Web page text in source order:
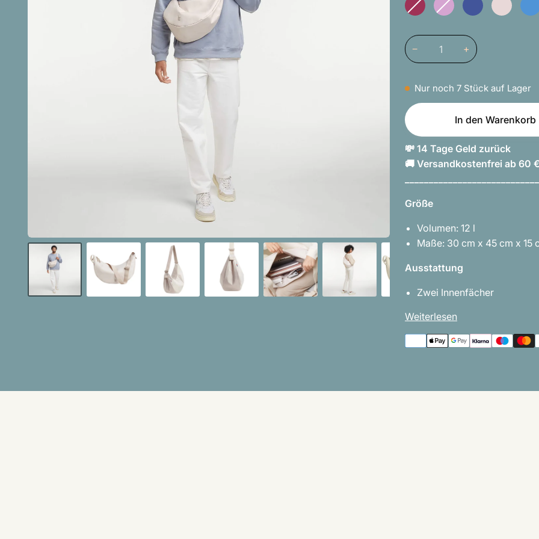
verfügbarverfügbarverfügbarverfügbar
Kraken
ausverkauft
oder
ausverkauft
oder
Deep
Ocean
ausverkauft
oder
Foam
ausverkauft
oder
oder
− +
Nur noch 7 Stück auf Lager
In den Warenkorb
💸 14 Tage Geld zurück
🚚 Versandkostenfrei ab 60 €
Größe
Volumen: 12 l
Maße: 30 cm x 45 cm x 15
Ausstattung
Zwei Innenfächer
Weiterlesen